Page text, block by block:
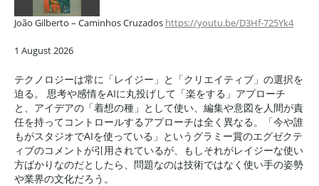
João Gilberto – Caminhos Cruzados https://youtu.be/D3Hf-725Yk4
1 August 2026
テクノロジーは常に「レイジー」と「クリエイティブ」の選択を
迫る。 思考や感情をAIに丸投げして「楽をする」アプローチ
と、アイデアの「着想の種」として使い、編集や意図を人間が責
任を持ってコントロールするアプローチは全く異なる。「今や誰
もがスタジオでAIを使っている」というグラミー賞のエグゼクテ
ィブのコメントが引用されているが、もしそれがレイジーな使い
方ばかりなのだとしたら、問題なのは技術ではなく使い手の姿勢
や業界の文化だろう。